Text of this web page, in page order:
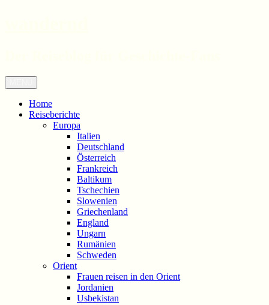
Zum
Inhalt
springen
Home
Reiseberichte
Europa
Italien
Deutschland
Österreich
Frankreich
Baltikum
Tschechien
Slowenien
Griechenland
England
Ungarn
Rumänien
Schweden
Orient
Frauen reisen in den Orient
Jordanien
Usbekistan